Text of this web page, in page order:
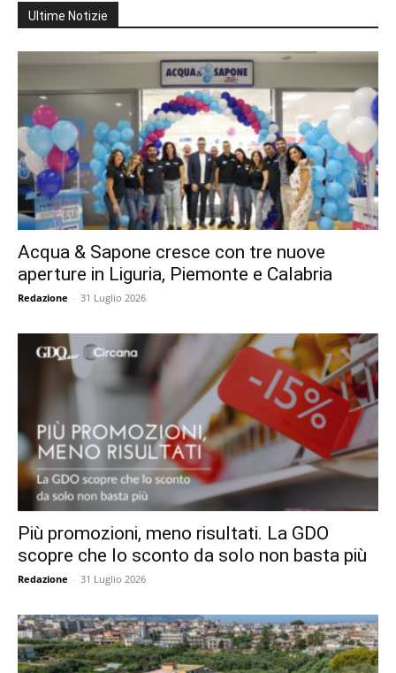
Ultime Notizie
Acqua & Sapone cresce con tre nuove
aperture in Liguria, Piemonte e Calabria
Redazione - 31 Luglio 2026
Più promozioni, meno risultati. La GDO
scopre che lo sconto da solo non basta più
Redazione - 31 Luglio 2026